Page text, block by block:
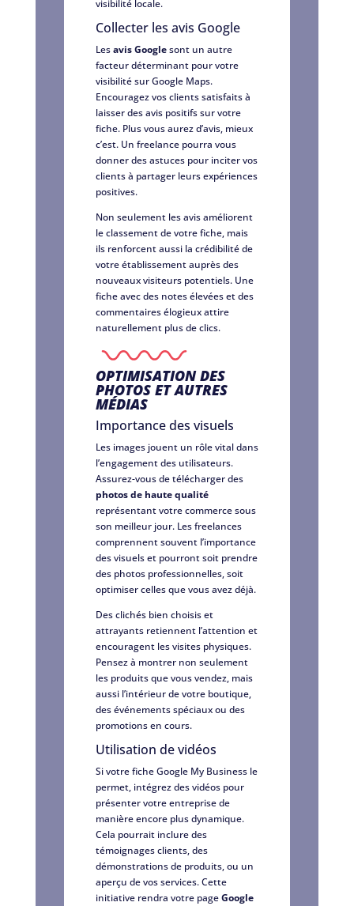
visibilité locale.
Collecter les avis Google
Lesavis Googlesont un autre
facteur déterminant pour votre
visibilité sur Google Maps.
Encouragez vos clients satisfaits à
laisser des avis positifs sur votre
fiche. Plus vous aurez d’avis, mieux
c’est. Un freelance pourra vous
donner des astuces pour inciter vos
clients à partager leurs expériences
positives.
Non seulement les avis améliorent
le classement de votre fiche, mais
ils renforcent aussi la crédibilité de
votre établissement auprès des
nouveaux visiteurs potentiels. Une
fiche avec des notes élevées et des
commentaires élogieux attire
naturellement plus de clics.
OPTIMISATION DES
PHOTOS ET AUTRES
MÉDIAS
Importance des visuels
Les images jouent un rôle vital dans
l’engagement des utilisateurs.
Assurez-vous de télécharger des
photos de haute qualité
représentant votre commerce sous
son meilleur jour. Les freelances
comprennent souvent l’importance
des visuels et pourront soit prendre
des photos professionnelles, soit
optimiser celles que vous avez déjà.
Des clichés bien choisis et
attrayants retiennent l’attention et
encouragent les visites physiques.
Pensez à montrer non seulement
les produits que vous vendez, mais
aussi l’intérieur de votre boutique,
des événements spéciaux ou des
promotions en cours.
Utilisation de vidéos
Si votre fiche Google My Business le
permet, intégrez des vidéos pour
présenter votre entreprise de
manière encore plus dynamique.
Cela pourrait inclure des
témoignages clients, des
démonstrations de produits, ou un
aperçu de vos services. Cette
initiative rendra votre pageGoogle